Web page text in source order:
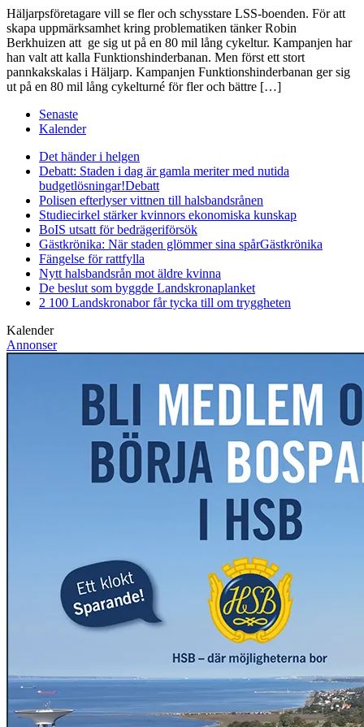
Häljarpsföretagare vill se fler och schysstare LSS-boenden. För att
skapa uppmärksamhet kring problematiken tänker Robin
Berkhuizen att ge sig ut på en 80 mil lång cykeltur. Kampanjen har
han valt att kalla Funktionshinderbanan. Men först ett stort
pannkakskalas i Häljarp. Kampanjen Funktionshinderbanan ger sig
ut på en 80 mil lång cykelturné för fler och bättre […]
Senaste
Kalender
Det händer i helgen
Debatt: Staden i dag är gamla meriter med nutida
budgetlösningar!Debatt
Polisen efterlyser vittnen till halsbandsrånen
Studiecirkel stärker kvinnors ekonomiska kunskap
BoIS utsatt för bedrägeriförsök
Gästkrönika: När staden glömmer sina spårGästkrönika
Fängelse för rattfylla
Nytt halsbandsrån mot äldre kvinna
De beslut som byggde Landskronaplanket
2 100 Landskronabor får tycka till om tryggheten
Kalender
Annonser